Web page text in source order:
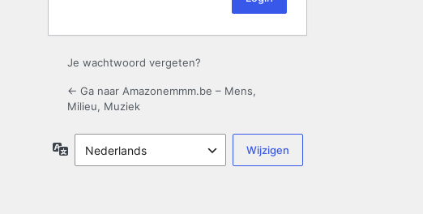
Je wachtwoord vergeten?
← Ga naar Amazonemmm.be – Mens,
Milieu, Muziek
Taal